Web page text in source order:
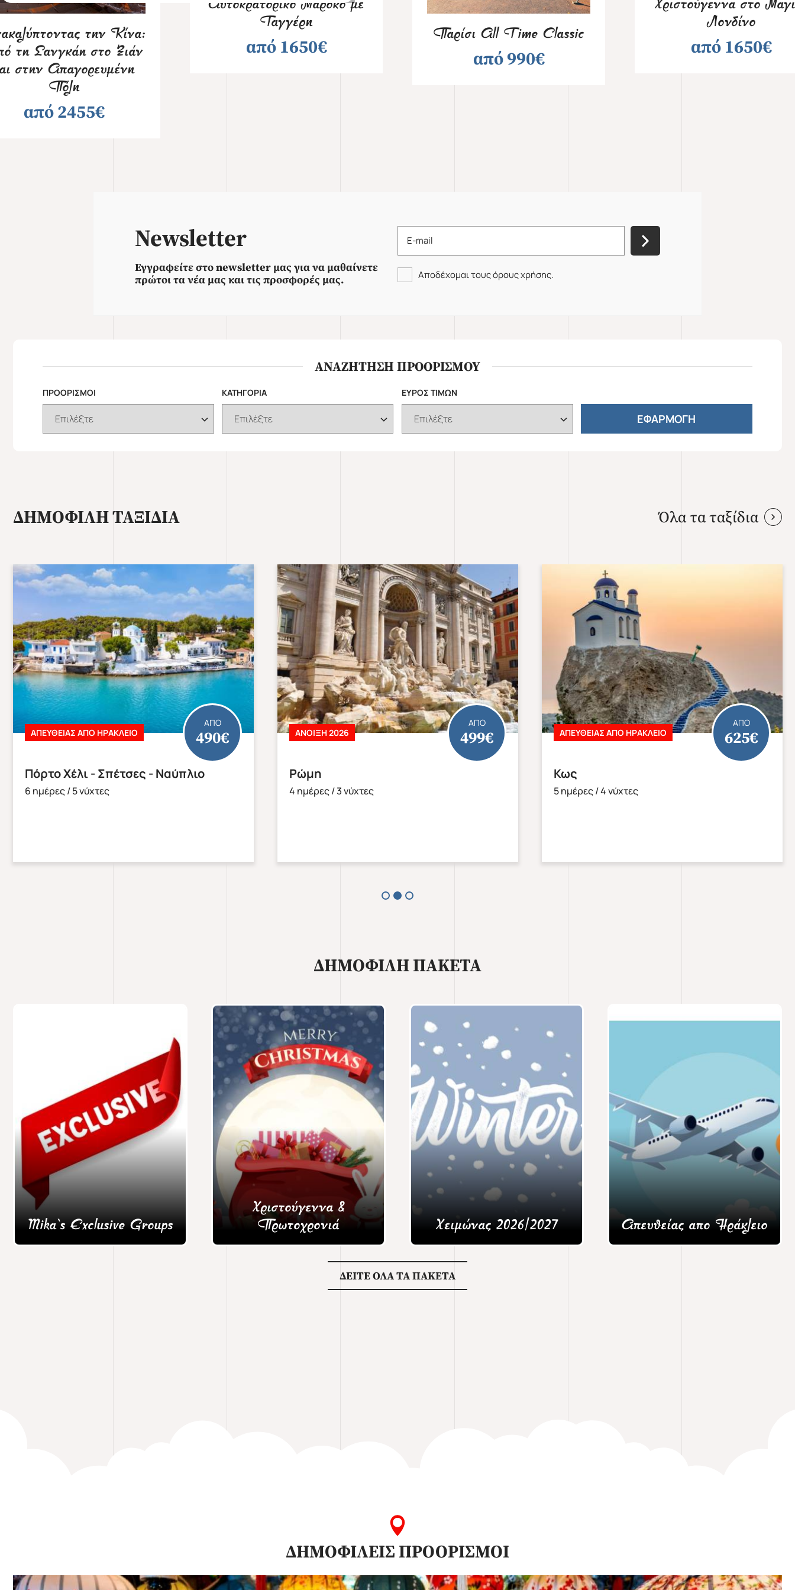
την Κίνα:
τη Σανγκάη στο Ξιάν
στην Απαγορευμένη
Πόλη
από 2455€
Αυτοκρατορικό Μαρόκο με
Ταγγέρη
από 1650€
Παρίσι All Time Classic
από 990€
Χριστούγεννα στο
Λονδίνο
από 1650€
Newsletter
Εγγραφείτε στο newsletter μας για να μαθαίνετε
πρώτοι τα νέα μας και τις προσφορές μας.
Αποδέχομαι τους όρους χρήσης.
ΑΝΑΖΗΤΗΣΗ ΠΡΟΟΡΙΣΜΟΥ
ΠΡΟΟΡΙΣΜΟΙ ΚΑΤΗΓΟΡΙΑ ΕΥΡΟΣ ΤΙΜΩΝ
ΕΦΑΡΜΟΓΗ
ΔΗΜΟΦΙΛΗ ΤΑΞΙΔΙΑ Όλα τα ταξίδια
Καλοκαιρινό Παρίσι – All Time Classic
6 ημέρες / 5 νύχτες
ΑΠΟ
595€
ΚΑΛΟΚΑΙΡΙ 2026
Κωνσταντινούπολη
5 ημέρες / 4 νύχτες
ΑΠΟ
719€
ΑΠΕΥΘΕΙΑΣ ΑΠΟ ΗΡΑΚΛΕΙΟ
Βιέννη
4 ημέρες / 3 νύχτες
ΑΠΟ
489€
ΑΠΕΥΘΕΙΑΣ ΑΠΟ ΗΡΑΚΛΕΙΟ
ΔΗΜΟΦΙΛΗ ΠΑΚΕΤΑ
Mika's Exclusive Groups
Χριστούγεννα &
Πρωτοχρονιά
Χειμώνας 2026/2027 Απευθείας απο Ηράκλειο
ΔΕΙΤΕ ΟΛΑ ΤΑ ΠΑΚΕΤΑ
ΔΗΜΟΦΙΛΕΙΣ ΠΡΟΟΡΙΣΜΟΙ